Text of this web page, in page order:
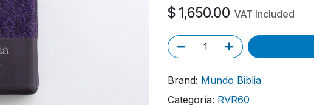
$ 1,650.00 VAT Included
Brand: Mundo Biblia
Categoría: RVR60